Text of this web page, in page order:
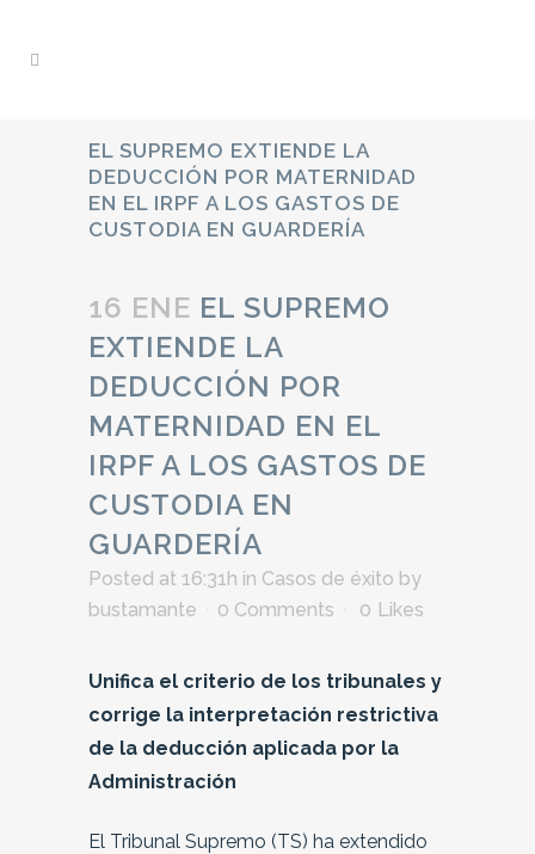
EL SUPREMO EXTIENDE LA
DEDUCCIÓN POR MATERNIDAD
EN EL IRPF A LOS GASTOS DE
CUSTODIA EN GUARDERÍA
16 ENE EL SUPREMO
EXTIENDE LA
DEDUCCIÓN POR
MATERNIDAD EN EL
IRPF A LOS GASTOS DE
CUSTODIA EN
GUARDERÍA
Posted at 16:31h in Casos de éxito by
bustamante
0 Comments 0 Likes
Unifica el criterio de los tribunales y
corrige la interpretación restrictiva
de la deducción aplicada por la
Administración
El Tribunal Supremo (TS) ha extendido